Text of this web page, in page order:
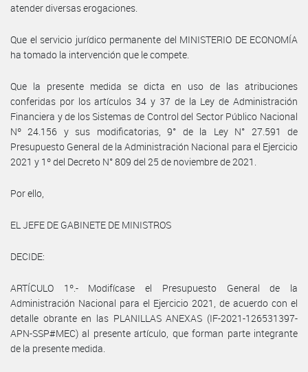
atender diversas erogaciones.
Que el servicio jurídico permanente del MINISTERIO DE ECONOMÍA
ha tomado la intervención que le compete.
Que la presente medida se dicta en uso de las atribuciones
conferidas por los artículos 34 y 37 de la Ley de Administración
Financiera y de los Sistemas de Control del Sector Público Nacional
Nº 24.156 y sus modificatorias, 9° de la Ley N° 27.591 de
Presupuesto General de la Administración Nacional para el Ejercicio
2021 y 1º del Decreto N° 809 del 25 de noviembre de 2021.
Por ello,
EL JEFE DE GABINETE DE MINISTROS
DECIDE:
ARTÍCULO 1º.- Modifícase el Presupuesto General de la
Administración Nacional para el Ejercicio 2021, de acuerdo con el
detalle obrante en las PLANILLAS ANEXAS (IF-2021-126531397-
APN-SSP#MEC) al presente artículo, que forman parte integrante
de la presente medida.